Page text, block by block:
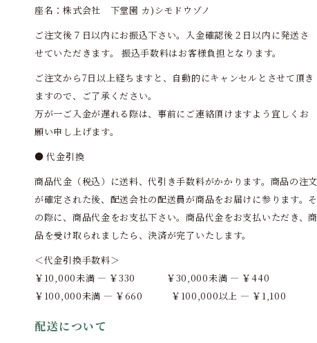
座名：株式会社 下堂園 カ)シモドウゾノ
ご注文後７日以内にお振込下さい。入金確認後２日以内に発送さ
せていただきます。 振込手数料はお客様負担となります。
ご注文から7日以上経ちますと、自動的にキャンセルとさせて頂き
ますので、ご了承ください。
万が一ご入金が遅れる際は、事前にご連絡頂けますよう宜しくお
願い申し上げます。
● 代金引換
商品代金（税込）に送料、代引き手数料がかかります。商品の注文
が確定された後、配送会社の配送員が商品をお届けに参ります。そ
の際に、商品代金をお支払下さい。商品代金をお支払いただき、商
品を受け取られましたら、決済が完了いたします。
＜代金引換手数料＞
￥10,000未満 ― ￥330 ￥30,000未満 ― ￥440
￥100,000未満 ― ￥660 ￥100,000以上 ― ￥1,100
配送について